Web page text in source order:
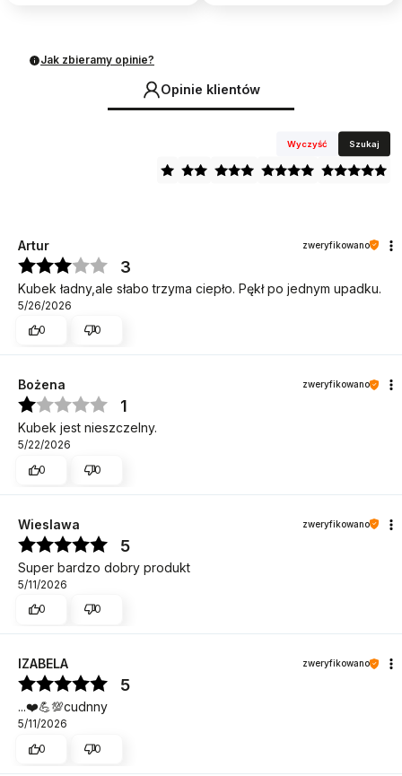
Jak zbieramy opinie?
Opinie klientów
Wyczyść Szukaj
Artur zweryfikowano
3
Kubek ładny,ale słabo trzyma ciepło. Pękł po jednym upadku.
5/26/2026
0
0
Bożena zweryfikowano
1
Kubek jest nieszczelny.
5/22/2026
0
0
Wieslawa zweryfikowano
5
Super bardzo dobry produkt
5/11/2026
0
0
IZABELA zweryfikowano
5
...❤️💪💯cudnny
5/11/2026
0
0